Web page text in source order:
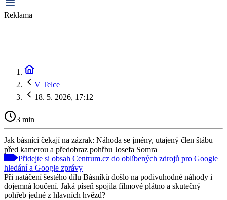
Reklama
V Telce
18. 5. 2026, 17:12
3 min
Jak básníci čekají na zázrak: Náhoda se jmény, utajený člen štábu
před kamerou a předobraz pohřbu Josefa Somra
Přidejte si obsah Centrum.cz do oblíbených zdrojů pro Google
hledání a Google zprávy
Při natáčení šestého dílu Básníků došlo na podivuhodné náhody i
dojemná loučení. Jaká píseň spojila filmové plátno a skutečný
pohřeb jedné z hlavních hvězd?